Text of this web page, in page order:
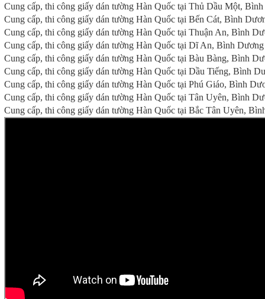
Cung cấp, thi công giấy dán tường Hàn Quốc tại Thủ Dầu Một,
Cung cấp, thi công giấy dán tường Hàn Quốc tại Bến Cát, Bình
Cung cấp, thi công giấy dán tường Hàn Quốc tại Thuận An, Bình
Cung cấp, thi công giấy dán tường Hàn Quốc tại Dĩ An, Bình Dương
Cung cấp, thi công giấy dán tường Hàn Quốc tại Bàu Bàng, Bình
Cung cấp, thi công giấy dán tường Hàn Quốc tại Dầu Tiếng, Bình
Cung cấp, thi công giấy dán tường Hàn Quốc tại Phú Giáo, Bình
Cung cấp, thi công giấy dán tường Hàn Quốc tại Tân Uyên, Bình